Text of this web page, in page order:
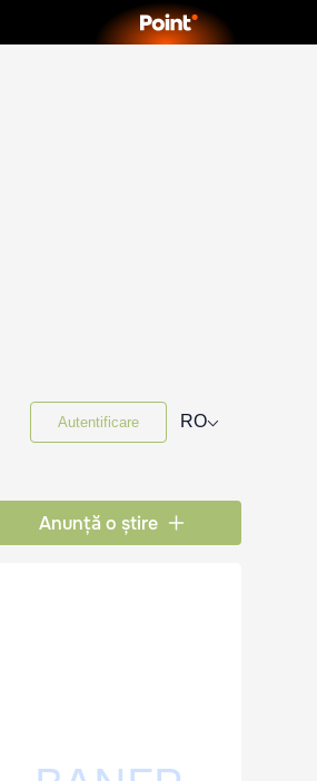
Autentificare RO⌵
Anunță o știre